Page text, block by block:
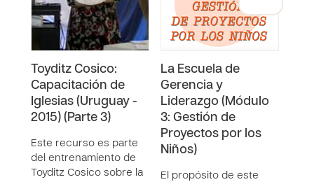
Toyditz Cosico:
Capacitación de
Iglesias (Uruguay -
2015) (Parte 3)
Este recurso es parte
del entrenamiento de
Toyditz Cosico sobre la
La Escuela de
Gerencia y
Liderazgo (Módulo
3: Gestión de
Proyectos por los
Niños)
El propósito de este